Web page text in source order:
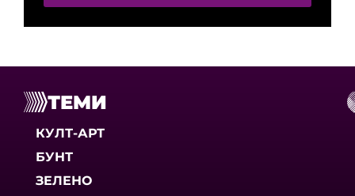
ТЕМИ
КУЛТ-АРТ
БУНТ
ЗЕЛЕНО